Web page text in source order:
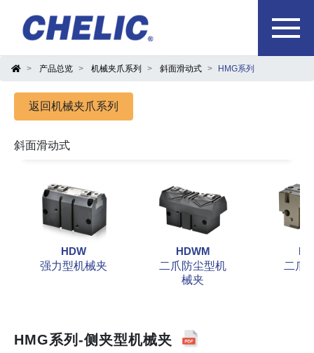
产品总览 机械夹爪系列 斜面滑动式 HMG系列
返回机械夹爪系列
斜面滑动式
HDW
强力型机械夹
HDWM
二爪防尘型机
械夹
二爪
HMG系列-侧夹型机械夹